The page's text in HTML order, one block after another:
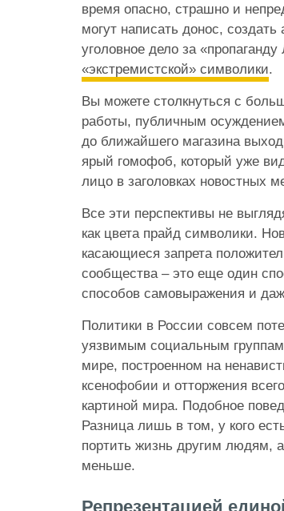
время опасно, страшно и
могут написать донос,
уголовное дело за
«экстремистской» символики.
Вы можете столкнуться с
работы, публичным
до ближайшего магазина
ярый гомофоб, который уже
лицо в заголовках новостных
Все эти перспективы не
как цвета прайд символики.
касающиеся запрета
сообщества – это еще один
способов самовыражения и
Политики в России совсем
уязвимым социальным
мире, построенном на
ксенофобии и отторжения
картиной мира. Подобное
Разница лишь в том, у кого
портить жизнь другим людям,
меньше.
Репрезентацией